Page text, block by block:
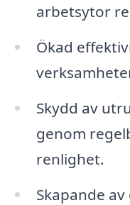
arbetsytor
Ökad
Skydd av
genom
renlighet.
Skapande